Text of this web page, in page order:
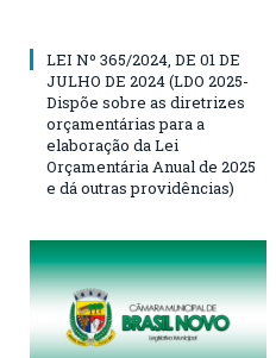
LEI Nº 365/2024, DE 01 DE
JULHO DE 2024 (LDO 2025-
Dispõe sobre as diretrizes
orçamentárias para a
elaboração da Lei
Orçamentária Anual de 2025
e dá outras providências)